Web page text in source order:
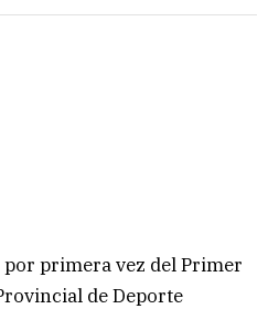
primera vez del Primer
de Deporte